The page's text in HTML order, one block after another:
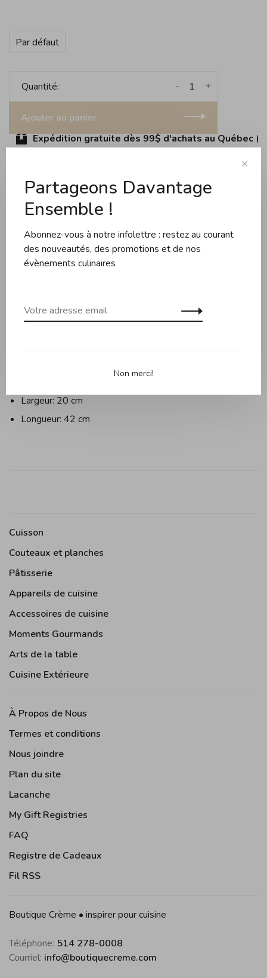
Par défaut
Quantité: +
-
Ajouter au panier
Expédition gratuite dès 99$ d'achats au Québec
Partager ce produit: Facebook Twitter Pinterest
Description Évaluations
Grâce à sa fine maille, cet ustensile est parfait pour filtrer,
Largeur: 20 cm
Longueur: 42 cm
Cuisson
Couteaux et planches
Pâtisserie
Appareils de cuisine
Accessoires de cuisine
Moments Gourmands
Arts de la table
Cuisine Extérieure
À Propos de Nous
Termes et conditions
Nous joindre
Plan du site
Lacanche
My Gift Registries
FAQ
Registre de Cadeaux
Fil RSS
Boutique Crème • inspirer pour cuisine
Téléphone: 514 278-0008
Courriel: info@boutiquecreme.com
✕
Partageons Davantage
Ensemble !
Abonnez-vous à notre infolettre : restez au courant
des nouveautés, des promotions et de nos
évènements culinaires
Non merci!